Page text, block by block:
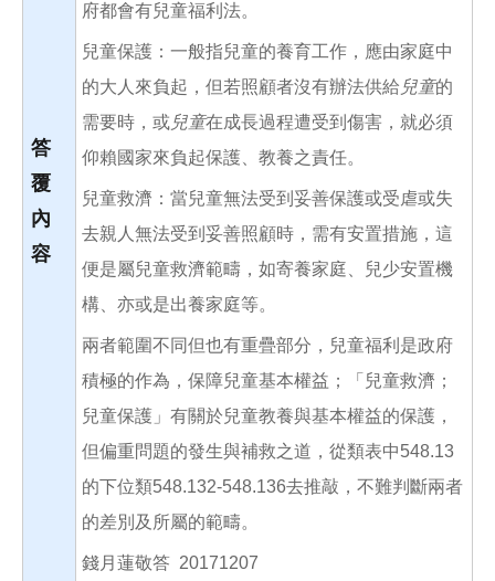
答
覆
內
容
府都會有兒童福利法。
兒童保護：一般指兒童的養育工作，應由家庭中
的大人來負起，但若照顧者沒有辦法供給 兒童的
需要時，或兒童在成長過程遭受到傷害，就必須
仰賴國家來負起保護、教養之責任。
兒童救濟：當兒童無法受到妥善保護或受虐或失
去親人無法受到妥善照顧時，需有安置措施，這
便是屬兒童救濟範疇，如寄養家庭、兒少安置機
構、亦或是出養家庭等。
兩者範圍不同但也有重疊部分，兒童福利是政府
積極的作為，保障兒童基本權益；「兒童救濟；
兒童保護」有關於兒童教養與基本權益的保護，
但偏重問題的發生與補救之道，從類表中548.13
的下位類548.132-548.136去推敲，不難判斷兩者
的差別及所屬的範疇。
錢月蓮敬答 20171207